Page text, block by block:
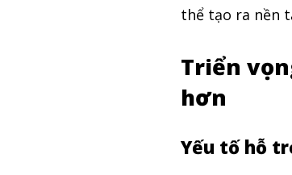
thể tạo ra nền
Triển
hơn
Yếu tố hỗ